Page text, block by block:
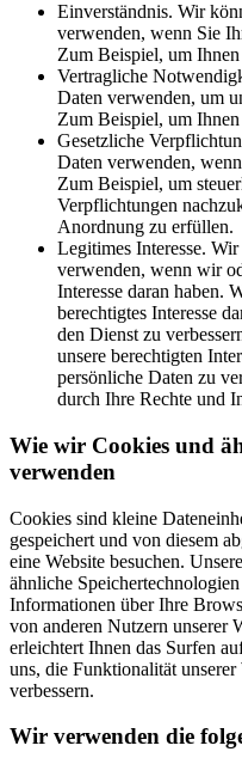
Einverständnis. Wir
verwenden, wenn Sie
Zum Beispiel, um
Vertragliche
Daten verwenden, um
Zum Beispiel, um
Gesetzliche
Daten verwenden,
Zum Beispiel, um
Verpflichtungen
Anordnung zu erfüllen.
Legitimes Interesse.
verwenden, wenn wir
Interesse daran haben.
berechtigtes Interesse
den Dienst zu
unsere berechtigten
persönliche Daten zu
durch Ihre Rechte und
Wie wir Cookies und
verwenden
Cookies sind kleine
gespeichert und von diesem
eine Website besuchen.
ähnliche
Informationen über Ihre
von anderen Nutzern unserer
erleichtert Ihnen das Surfen
uns, die Funktionalität
verbessern.
Wir verwenden die